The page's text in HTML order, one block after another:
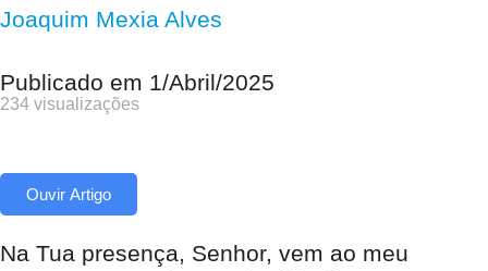
Joaquim Mexia Alves
Publicado em 1/Abril/2025
234 visualizações
Ouvir Artigo
Na Tua presença, Senhor, vem ao meu